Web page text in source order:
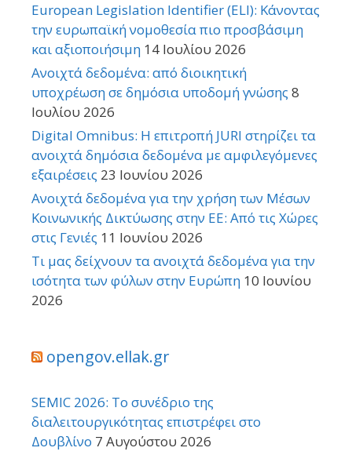
European Legislation Identifier (ELI): Κάνοντας
την ευρωπαϊκή νομοθεσία πιο προσβάσιμη
και αξιοποιήσιμη 14 Ιουλίου 2026
Ανοιχτά δεδομένα: από διοικητική
υποχρέωση σε δημόσια υποδομή γνώσης 8
Ιουλίου 2026
Digital Omnibus: Η επιτροπή JURI στηρίζει τα
ανοιχτά δημόσια δεδομένα με αμφιλεγόμενες
εξαιρέσεις 23 Ιουνίου 2026
Ανοιχτά δεδομένα για την χρήση των Μέσων
Κοινωνικής Δικτύωσης στην ΕΕ: Από τις Χώρες
στις Γενιές 11 Ιουνίου 2026
Τι μας δείχνουν τα ανοιχτά δεδομένα για την
ισότητα των φύλων στην Ευρώπη 10 Ιουνίου
2026
opengov.ellak.gr
SEMIC 2026: Το συνέδριο της
διαλειτουργικότητας επιστρέφει στο
Δουβλίνο 7 Αυγούστου 2026